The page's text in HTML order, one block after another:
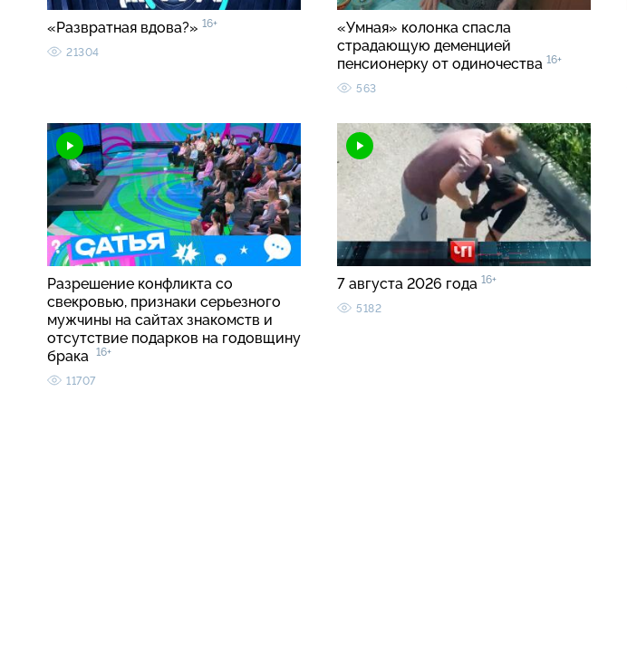
«Развратная вдова?» 16+
21304
«Умная» колонка спасла
страдающую деменцией
пенсионерку от одиночества 16+
563
Разрешение конфликта со
свекровью, признаки серьезного
мужчины на сайтах знакомств и
отсутствие подарков на годовщину
брака 16+
11707
7 августа 2026 года 16+
5182